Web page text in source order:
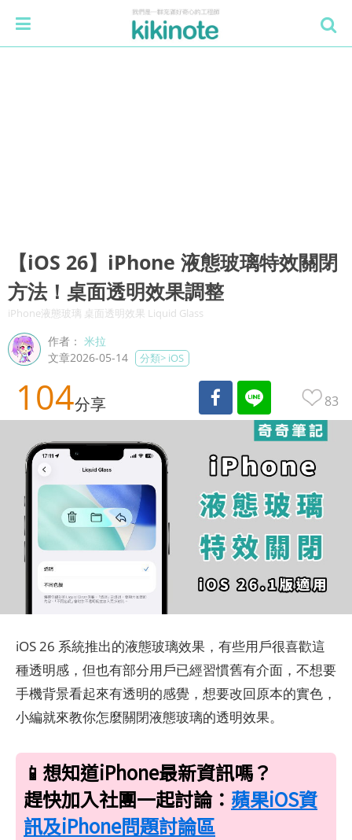
【iOS 26】iPhone 液態玻璃特效關閉
方法！桌面透明效果調整
iPhone液態玻璃 桌面透明效果 Liquid Glass
作者：米拉
文章2026-05-14
分類> iOS
104分享 83
iOS 26 系統推出的液態玻璃效果，有些用戶很喜歡這
種透明感，但也有部分用戶已經習慣舊有介面，不想要
手機背景看起來有透明的感覺，想要改回原本的實色，
小編就來教你怎麼關閉液態玻璃的透明效果。
📱想知道iPhone最新資訊嗎？
趕快加入社團一起討論： 蘋果iOS資
訊及iPhone問題討論區